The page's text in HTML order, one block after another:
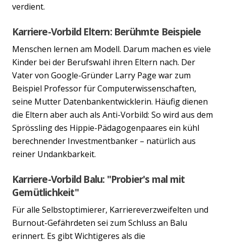
verdient.
Karriere-Vorbild Eltern: Berühmte Beispiele
Menschen lernen am Modell. Darum machen es viele
Kinder bei der Berufswahl ihren Eltern nach. Der
Vater von Google-Gründer Larry Page war zum
Beispiel Professor für Computerwissenschaften,
seine Mutter Datenbankentwicklerin. Häufig dienen
die Eltern aber auch als Anti-Vorbild: So wird aus dem
Sprössling des Hippie-Pädagogenpaares ein kühl
berechnender Investmentbanker – natürlich aus
reiner Undankbarkeit.
Karriere-Vorbild Balu: "Probier's mal mit
Gemütlichkeit"
Für alle Selbstoptimierer, Karriereverzweifelten und
Burnout-Gefährdeten sei zum Schluss an Balu
erinnert. Es gibt Wichtigeres als die